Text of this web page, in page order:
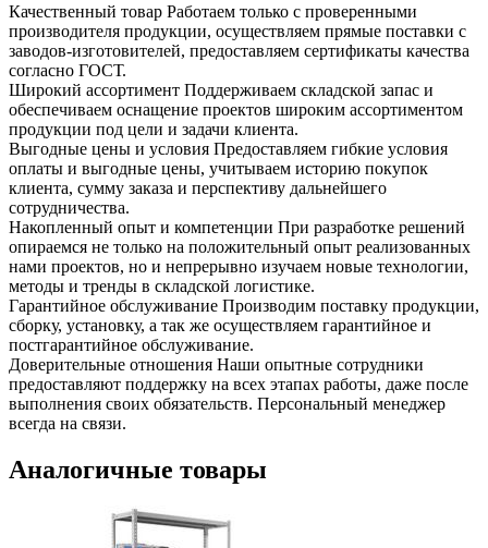
Качественный товар Работаем только с проверенными
производителя продукции, осуществляем прямые поставки с
заводов-изготовителей, предоставляем сертификаты качества
согласно ГОСТ.
Широкий ассортимент Поддерживаем складской запас и
обеспечиваем оснащение проектов широким ассортиментом
продукции под цели и задачи клиента.
Выгодные цены и условия Предоставляем гибкие условия
оплаты и выгодные цены, учитываем историю покупок
клиента, сумму заказа и перспективу дальнейшего
сотрудничества.
Накопленный опыт и компетенции При разработке решений
опираемся не только на положительный опыт реализованных
нами проектов, но и непрерывно изучаем новые технологии,
методы и тренды в складской логистике.
Гарантийное обслуживание Производим поставку продукции,
сборку, установку, а так же осуществляем гарантийное и
постгарантийное обслуживание.
Доверительные отношения Наши опытные сотрудники
предоставляют поддержку на всех этапах работы, даже после
выполнения своих обязательств. Персональный менеджер
всегда на связи.
Аналогичные товары